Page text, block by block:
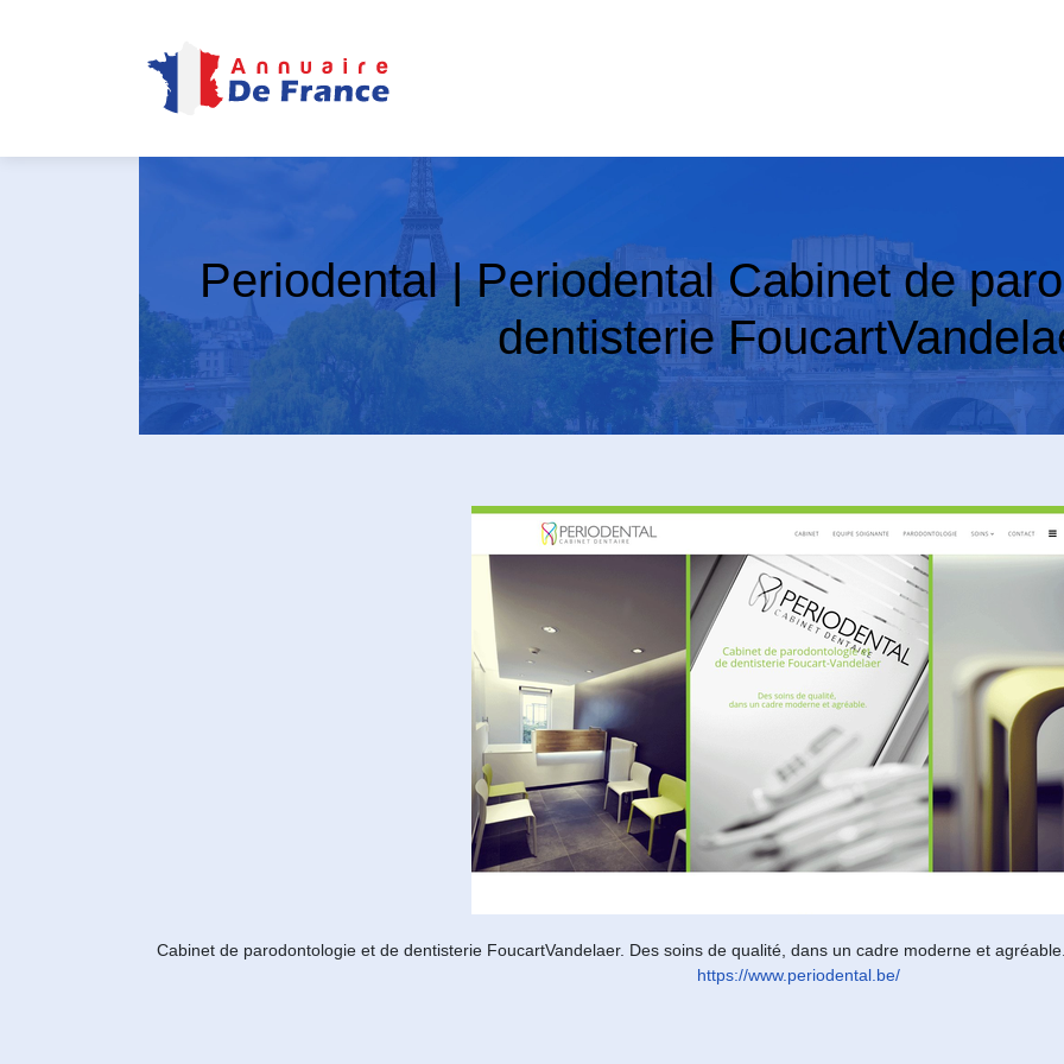
Periodental | Periodental Cabinet de
dentisterie
Cabinet de parodontologie et de dentisterie FoucartVandelaer. Des soins de qualité, dans un cadre moderne et
https://www.periodental.be/